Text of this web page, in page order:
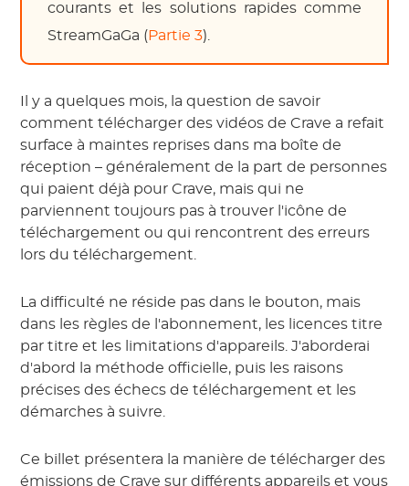
courants et les solutions rapides comme
StreamGaGa ( Partie 3).
Il y a quelques mois, la question de savoir
comment télécharger des vidéos de Crave a refait
surface à maintes reprises dans ma boîte de
réception – généralement de la part de personnes
qui paient déjà pour Crave, mais qui ne
parviennent toujours pas à trouver l'icône de
téléchargement ou qui rencontrent des erreurs
lors du téléchargement.
La difficulté ne réside pas dans le bouton, mais
dans les règles de l'abonnement, les licences titre
par titre et les limitations d'appareils. J'aborderai
d'abord la méthode officielle, puis les raisons
précises des échecs de téléchargement et les
démarches à suivre.
Ce billet présentera la manière de télécharger des
émissions de Crave sur différents appareils et vous